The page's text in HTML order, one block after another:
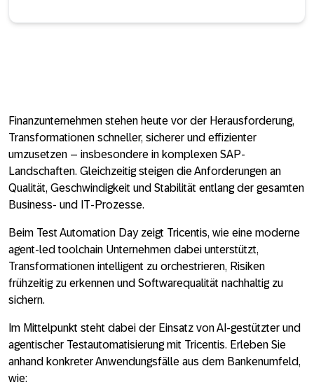
Finanzunternehmen stehen heute vor der Herausforderung,
Transformationen schneller, sicherer und effizienter
umzusetzen – insbesondere in komplexen SAP-
Landschaften. Gleichzeitig steigen die Anforderungen an
Qualität, Geschwindigkeit und Stabilität entlang der gesamten
Business- und IT-Prozesse.
Beim Test Automation Day zeigt Tricentis, wie eine moderne
agent-led toolchain Unternehmen dabei unterstützt,
Transformationen intelligent zu orchestrieren, Risiken
frühzeitig zu erkennen und Softwarequalität nachhaltig zu
sichern.
Im Mittelpunkt steht dabei der Einsatz von AI-gestützter und
agentischer Testautomatisierung mit Tricentis. Erleben Sie
anhand konkreter Anwendungsfälle aus dem Bankenumfeld,
wie: